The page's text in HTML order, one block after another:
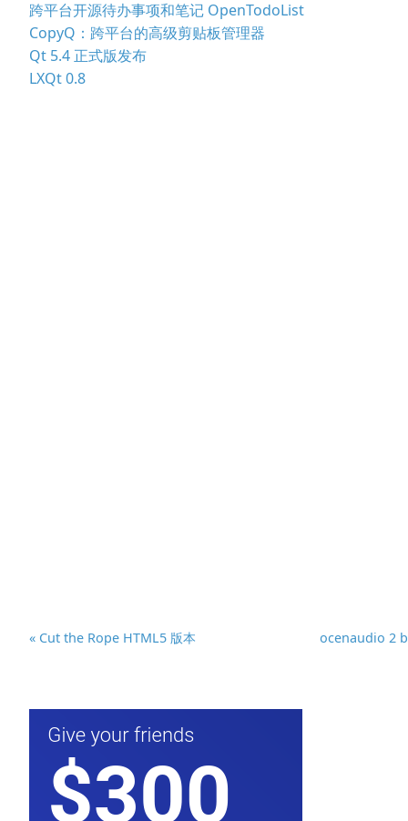
跨平台开源待办事项和笔记 OpenTodoList
CopyQ：跨平台的高级剪贴板管理器
Qt 5.4 正式版发布
LXQt 0.8
« Cut the Rope HTML5 版本 ocenaudio 2